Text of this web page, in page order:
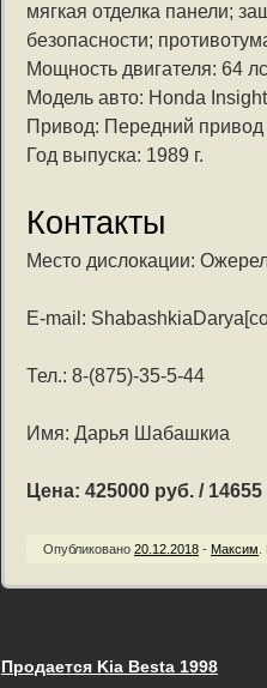
мягкая отделка панели;
безопасности;
Мощность двигателя: 64
Модель авто: Honda Insight
Привод: Передний привод
Год выпуска: 1989 г.
Контакты
Место дислокации:
E-mail:
Тел.: 8-(875)-35-5-44
Имя: Дарья Шабашкиа
Цена: 425000 руб. / 14655
Опубликовано 20.12.2018 - Максим
Продается Kia Besta 1998